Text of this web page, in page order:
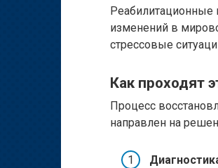
Реабилитационные
изменений в
стрессовые
Как проходят
Процесс
направлен на